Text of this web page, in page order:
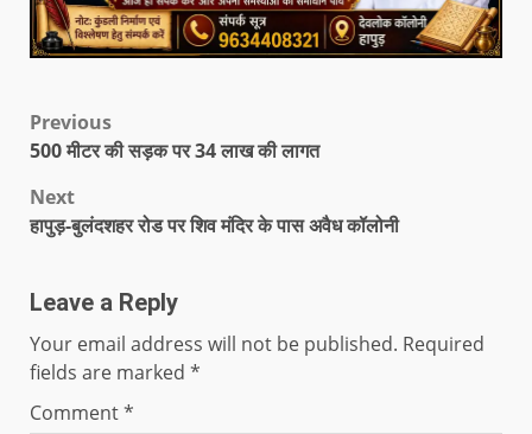
Previous
500 मीटर की सड़क पर 34 लाख की लागत
Next
हापुड़-बुलंदशहर रोड पर शिव मंदिर के पास अवैध कॉलोनी
Leave a Reply
Your email address will not be published. Required
fields are marked *
Comment*